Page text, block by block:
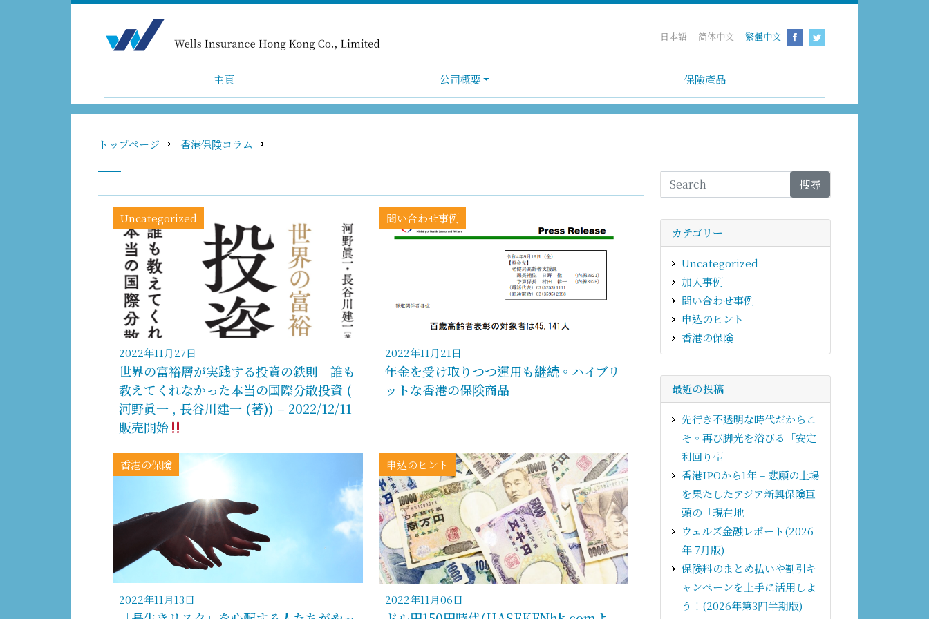
日本語 简体中文 繁體中文
主頁 公司概要 保險產品
トップページ 香港保険コラム
Uncategorized
2022年11月27日
世界の富裕層が実践する投資の鉄則 誰も
教えてくれなかった本当の国際分散投資 (
河野眞一 , 長谷川建一 (著)) – 2022/12/11
販売開始
問い合わせ事例
2022年11月21日
年金を受け取りつつ運用も継続。ハイブリ
ットな香港の保険商品
香港の保険
2022年11月13日
申込のヒント
2022年11月06日
搜尋
カテゴリー
Uncategorized
加入事例
問い合わせ事例
申込のヒント
香港の保険
最近の投稿
先行き不透明な時代だからこ
そ。再び脚光を浴びる「安定
利回り型」
香港IPOから1年 – 悲願の上場
を果たしたアジア新興保険巨
頭の「現在地」
ウェルズ金融レポート(2026
年 7月版)
保険料のまとめ払いや割引キ
ャンペーンを上手に活用しよ
う！(2026年第3四半期版)